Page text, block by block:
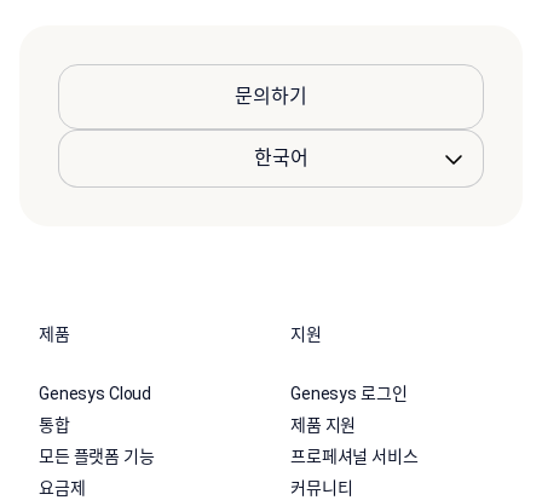
문의하기
제품
Genesys Cloud
통합
모든 플랫폼 기능
요금제
지원
Genesys 로그인
제품 지원
프로페셔널 서비스
커뮤니티